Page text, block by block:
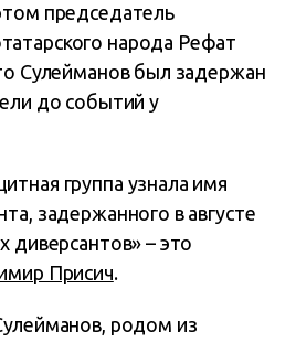
председатель
народа Рефат
Сулейманов был задержан
до событий у
группа узнала имя
задержанного в августе
диверсантов» – это
Присич.
родом из